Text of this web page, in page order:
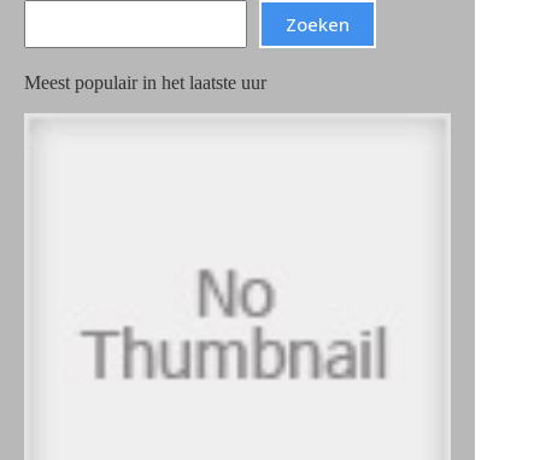
Zoeken
Meest populair in het laatste uur